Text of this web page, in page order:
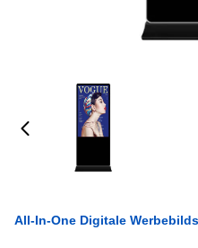
All-In-One Digitale